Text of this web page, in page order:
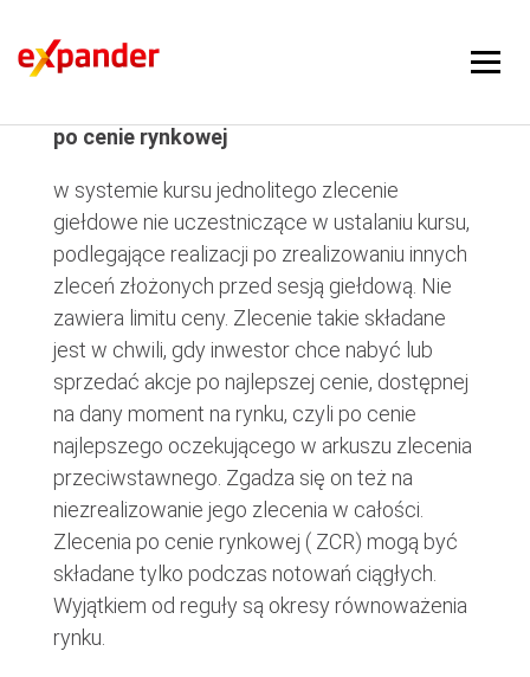
po cenie rynkowej
w systemie kursu jednolitego zlecenie
giełdowe nie uczestniczące w ustalaniu kursu,
podlegające realizacji po zrealizowaniu innych
zleceń złożonych przed sesją giełdową. Nie
zawiera limitu ceny. Zlecenie takie składane
jest w chwili, gdy inwestor chce nabyć lub
sprzedać akcje po najlepszej cenie, dostępnej
na dany moment na rynku, czyli po cenie
najlepszego oczekującego w arkuszu zlecenia
przeciwstawnego. Zgadza się on też na
niezrealizowanie jego zlecenia w całości.
Zlecenia po cenie rynkowej ( ZCR) mogą być
składane tylko podczas notowań ciągłych.
Wyjątkiem od reguły są okresy równoważenia
rynku.